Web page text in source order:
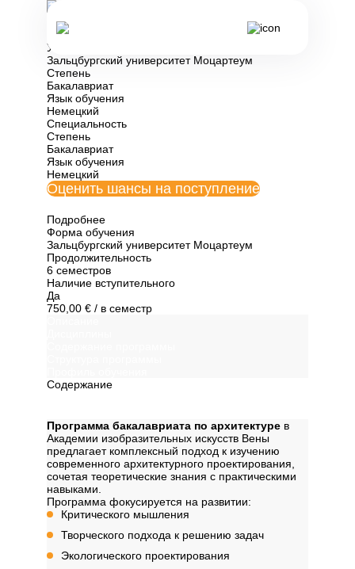
Виолончель
Университет
Зальцбургский университет Моцартеум
Степень
Бакалавриат
Язык обучения
Немецкий
Специальность
Степень
Бакалавриат
Язык обучения
Немецкий
Оценить шансы на поступление
Подробнее
Форма обучения
Зальцбургский университет Моцартеум
Продолжительность
6 семестров
Наличие вступительного
Да
750,00 € / в семестр
Содержание
Программа бакалавриата по архитектуре в
Академии изобразительных искусств Вены
предлагает комплексный подход к изучению
современного архитектурного проектирования,
сочетая теоретические знания с практическими
навыками.
Программа фокусируется на развитии:
Критического мышления
Творческого подхода к решению задач
Экологического проектирования